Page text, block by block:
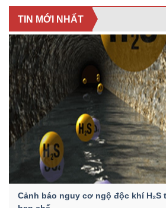
TIN MỚI NHẤT
Cảnh báo nguy cơ ngộ độc khí H₂S